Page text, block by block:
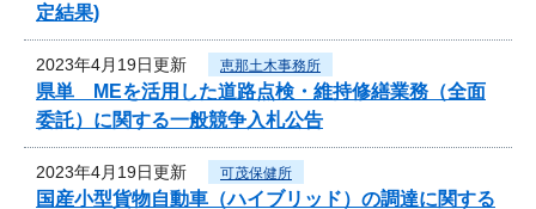
定結果)
2023年4月19日更新 恵那土木事務所
県単 MEを活用した道路点検・維持修繕業務（全面
委託）に関する一般競争入札公告
2023年4月19日更新 可茂保健所
国産小型貨物自動車（ハイブリッド）の調達に関する